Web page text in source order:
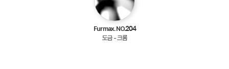
Furmax. NO.204
도금 - 크롬